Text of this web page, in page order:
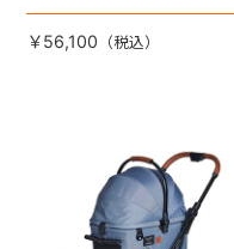
キャビン着脱タイプが新登
場！
￥56,100